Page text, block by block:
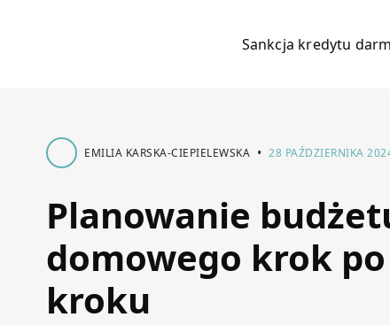
Sankcja kredytu
EMILIA KARSKA-CIEPIELEWSKA • 28 PAŹDZIERNIKA
Planowanie
domowego krok po
kroku